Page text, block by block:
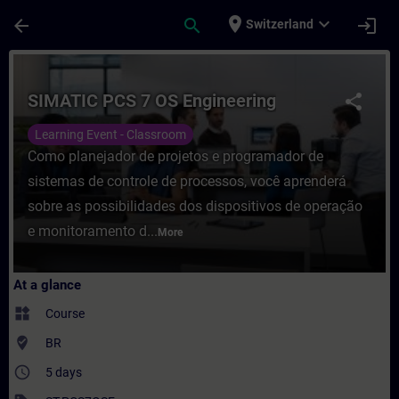
arrow_back search place Switzerland expand_more login
Course - SIMATIC PCS 7 OS
share
SIMATIC PCS 7 OS Engineering
Learning Event - Classroom
Como planejador de projetos e programador de
sistemas de controle de processos, você aprenderá
sobre as possibilidades dos dispositivos de operação
e monitoramento d... More
At a glance
widgets Course
where_to_vote BR
access_time 5 days